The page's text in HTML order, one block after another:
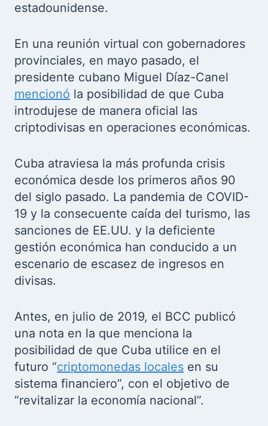
estadounidense.
En una reunión virtual con gobernadores
provinciales, en mayo pasado, el
presidente cubano Miguel Díaz-Canel
mencionó la posibilidad de que Cuba
introdujese de manera oficial las
criptodivisas en operaciones económicas.
Cuba atraviesa la más profunda crisis
económica desde los primeros años 90
del siglo pasado. La pandemia de COVID-
19 y la consecuente caída del turismo, las
sanciones de EE.UU. y la deficiente
gestión económica han conducido a un
escenario de escasez de ingresos en
divisas.
Antes, en julio de 2019, el BCC publicó
una nota en la que menciona la
posibilidad de que Cuba utilice en el
futuro “criptomonedas locales en su
sistema financiero”, con el objetivo de
“revitalizar la economía nacional”.